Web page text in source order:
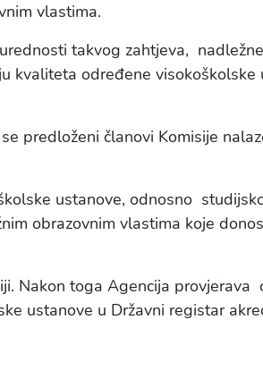
vlastima.
takvog zahtjeva,
kvaliteta određene visokoškolske
predloženi članovi Komisije
ustanove, odnosno
obrazovnim vlastima koje
Nakon toga Agencija provjerava
ustanove u Državni registar